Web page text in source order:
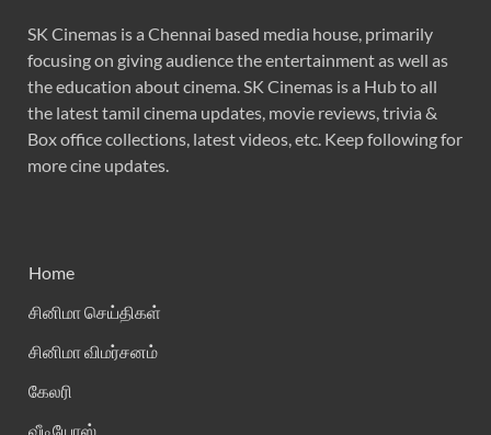
SK Cinemas is a Chennai based media house, primarily
focusing on giving audience the entertainment as well as
the education about cinema. SK Cinemas is a Hub to all
the latest tamil cinema updates, movie reviews, trivia &
Box office collections, latest videos, etc. Keep following for
more cine updates.
Home
சினிமா செய்திகள்
சினிமா விமர்சனம்
கேலரி
வீடியோஸ்